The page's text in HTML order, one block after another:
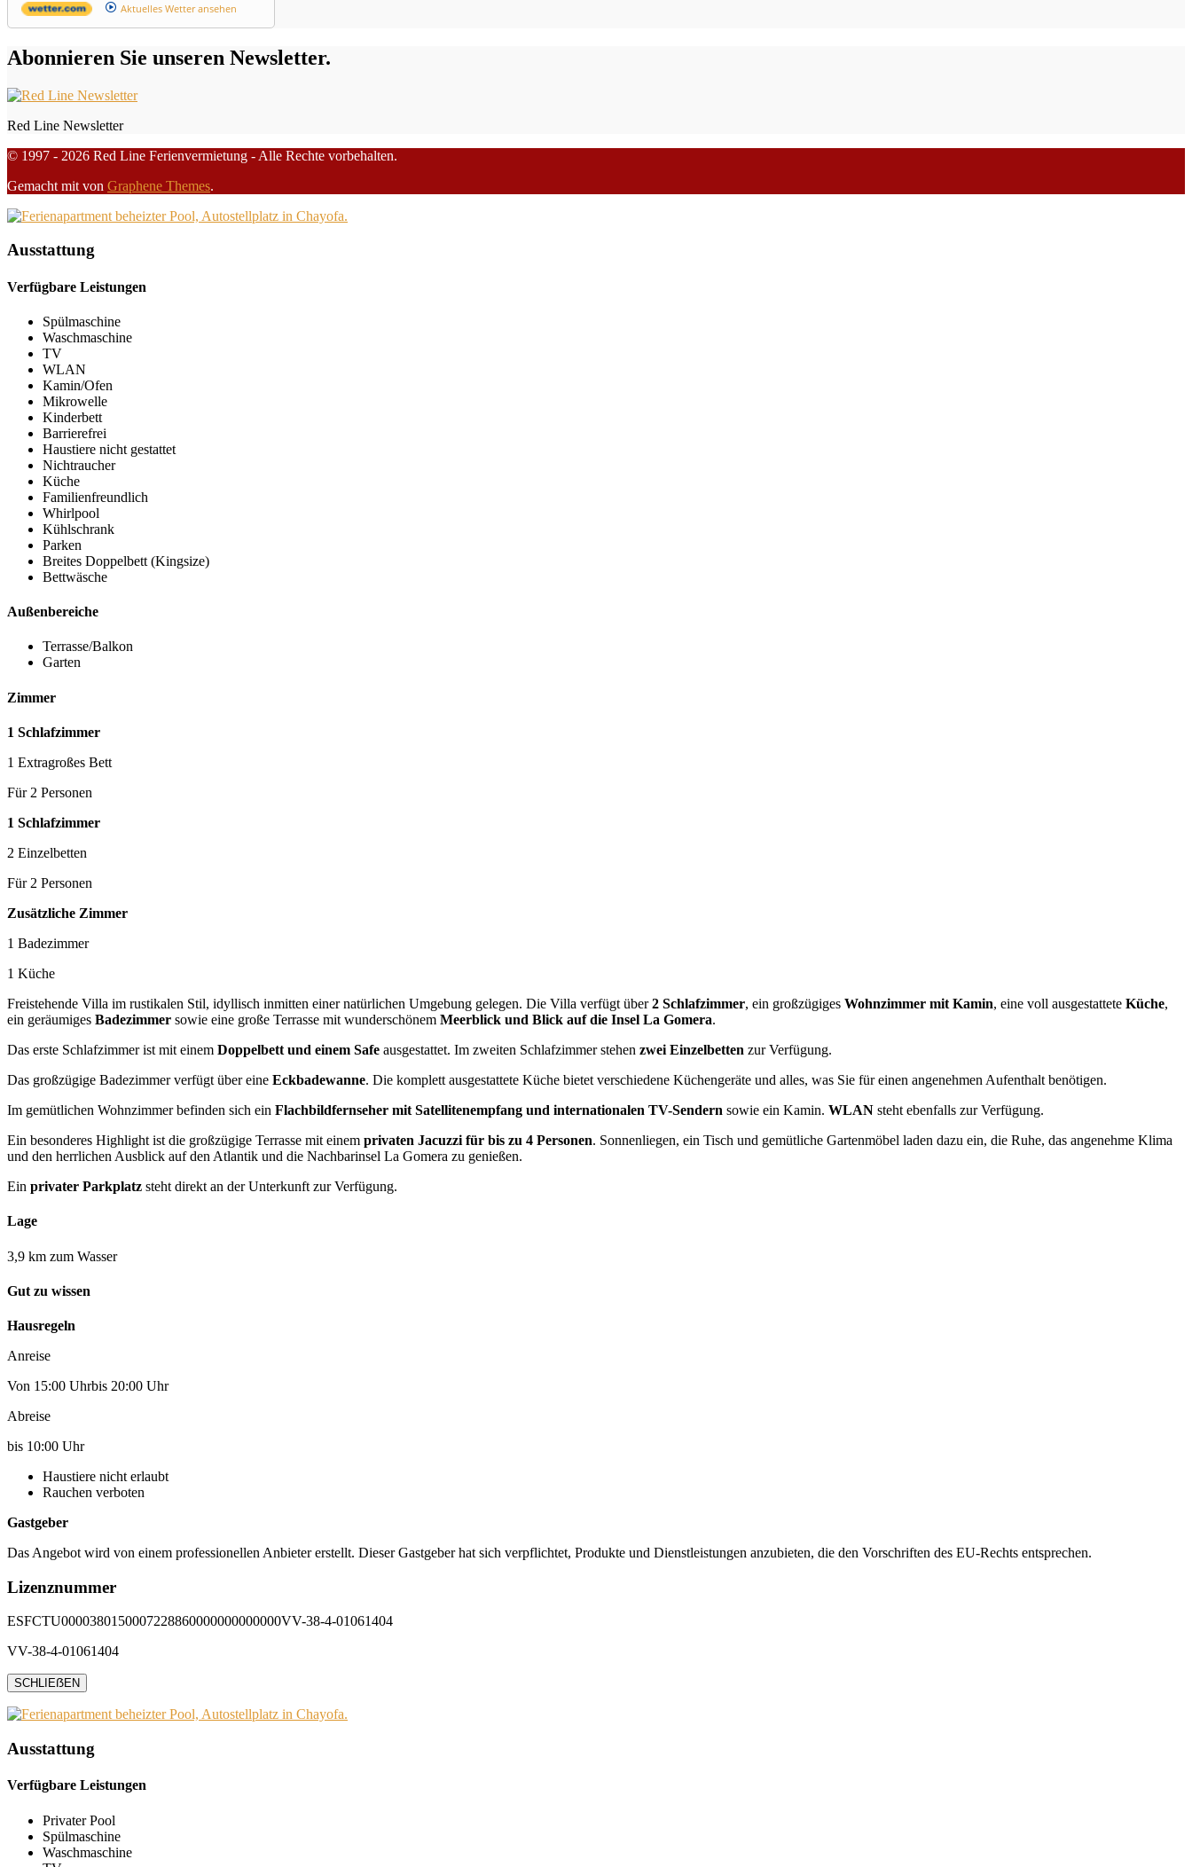
Aktuelles Wetter ansehen
Abonnieren Sie unseren Newsletter.
Red Line Newsletter
© 1997 - 2026 Red Line Ferienvermietung - Alle Rechte vorbehalten.
Gemacht mit von Graphene Themes.
Ausstattung
Verfügbare Leistungen
Spülmaschine
Waschmaschine
TV
WLAN
Kamin/Ofen
Mikrowelle
Kinderbett
Barrierefrei
Haustiere nicht gestattet
Nichtraucher
Küche
Familienfreundlich
Whirlpool
Kühlschrank
Parken
Breites Doppelbett (Kingsize)
Bettwäsche
Außenbereiche
Terrasse/Balkon
Garten
Zimmer
1 Schlafzimmer
1 Extragroßes Bett
Für 2 Personen
1 Schlafzimmer
2 Einzelbetten
Für 2 Personen
Zusätzliche Zimmer
1 Badezimmer
1 Küche
Freistehende Villa im rustikalen Stil, idyllisch inmitten einer natürlichen Umgebung gelegen. Die Villa verfügt über2 Schlafzimmer, ein großzügiges Wohnzimmer mit Kamin, eine voll ausgestattete Küche,
ein geräumiges Badezimmer sowie eine große Terrasse mit wunderschönem Meerblick und Blick auf die Insel La Gomera.
Das erste Schlafzimmer ist mit einem Doppelbett und einem Safe ausgestattet. Im zweiten Schlafzimmer stehen zwei Einzelbetten zur Verfügung.
Das großzügige Badezimmer verfügt über eine Eckbadewanne. Die komplett ausgestattete Küche bietet verschiedene Küchengeräte und alles, was Sie für einen angenehmen Aufenthalt benötigen.
Im gemütlichen Wohnzimmer befinden sich ein Flachbildfernseher mit Satellitenempfang und internationalen TV-Sendern sowie ein Kamin. WLAN steht ebenfalls zur Verfügung.
Ein besonderes Highlight ist die großzügige Terrasse mit einem privaten Jacuzzi für bis zu 4 Personen. Sonnenliegen, ein Tisch und gemütliche Gartenmöbel laden dazu ein, die Ruhe, das angenehme Klima
und den herrlichen Ausblick auf den Atlantik und die Nachbarinsel La Gomera zu genießen.
Ein privater Parkplatz steht direkt an der Unterkunft zur Verfügung.
Lage
3,9 km zum Wasser
Gut zu wissen
Hausregeln
Anreise
Von 15:00 Uhrbis 20:00 Uhr
Abreise
bis 10:00 Uhr
Haustiere nicht erlaubt
Rauchen verboten
Gastgeber
Das Angebot wird von einem professionellen Anbieter erstellt. Dieser Gastgeber hat sich verpflichtet, Produkte und Dienstleistungen anzubieten, die den Vorschriften des EU-Rechts entsprechen.
Lizenznummer
ESFCTU0000380150007228860000000000000VV-38-4-01061404
VV-38-4-01061404
SCHLIEẞEN
Ausstattung
Verfügbare Leistungen
Privater Pool
Spülmaschine
Waschmaschine